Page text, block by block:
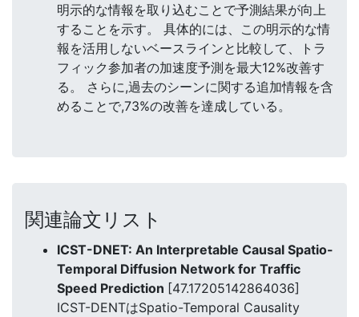
明示的な情報を取り込むことで予測結果が向上
することを示す。 具体的には、この明示的な情
報を活用しないベースラインと比較して、トラ
フィック参加者の加速度予測を最大12%改善す
る。 さらに,過去のシーンに関する追加情報を含
めることで,73%の改善を達成している。
関連論文リスト
ICST-DNET: An Interpretable Causal Spatio-
Temporal Diffusion Network for Traffic
Speed Prediction [47.17205142864036]
ICST-DENTはSpatio-Temporal Causality